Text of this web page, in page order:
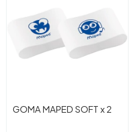
GOMA MAPED SOFT x 2